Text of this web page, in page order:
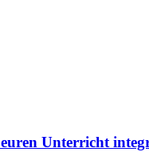
Unterricht